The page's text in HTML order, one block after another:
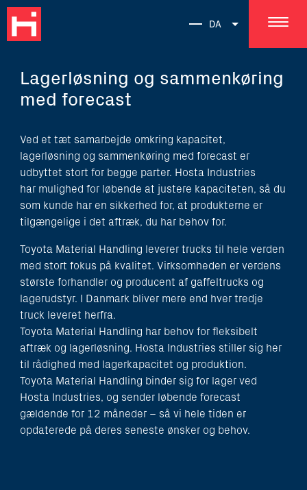
DA
Lagerløsning og sammenkøring
med forecast
Ved et tæt samarbejde omkring kapacitet,
lagerløsning og sammenkøring med forecast er
udbyttet stort for begge parter. Hosta Industries
har mulighed for løbende at justere kapaciteten, så du
som kunde har en sikkerhed for, at produkterne er
tilgængelige i det aftræk, du har behov for.
Toyota Material Handling leverer trucks til hele verden
med stort fokus på kvalitet. Virksomheden er verdens
største forhandler og producent af gaffeltrucks og
lagerudstyr. I Danmark bliver mere end hver tredje
truck leveret herfra.
Toyota Material Handling har behov for fleksibelt
aftræk og lagerløsning. Hosta Industries stiller sig her
til rådighed med lagerkapacitet og produktion.
Toyota Material Handling binder sig for lager ved
Hosta Industries, og sender løbende forecast
gældende for 12 måneder – så vi hele tiden er
opdaterede på deres seneste ønsker og behov.